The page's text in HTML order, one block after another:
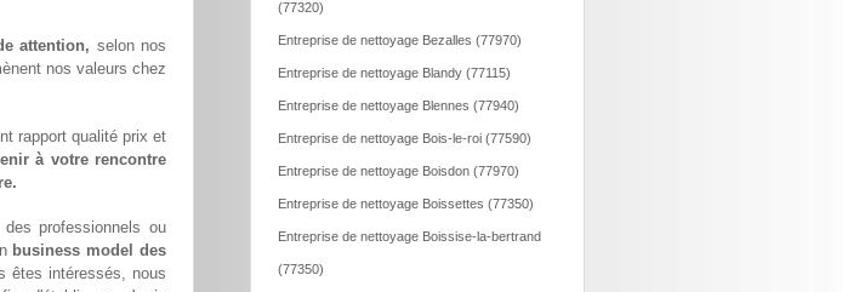
attention, selon nos
nos valeurs chez
rapport qualité prix et
à votre rencontre
professionnels ou
business model des
êtes intéressés, nous
(77320)
Entreprise de nettoyage Bezalles (77970)
Entreprise de nettoyage Blandy (77115)
Entreprise de nettoyage Blennes (77940)
Entreprise de nettoyage Bois-le-roi (77590)
Entreprise de nettoyage Boisdon (77970)
Entreprise de nettoyage Boissettes (77350)
Entreprise de nettoyage Boissise-la-bertrand
(77350)